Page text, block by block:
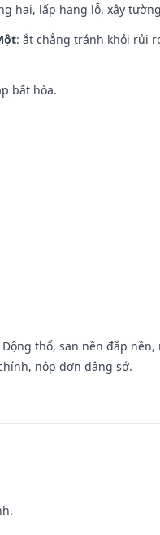
hại, lấp hang lỗ, xây
: ắt chẳng tránh khỏi rủi
bất hòa.
thổ, san nền đắp
nộp đơn dâng sớ.